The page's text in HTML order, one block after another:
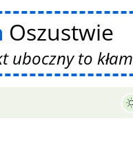
Oszustwie
uboczny to